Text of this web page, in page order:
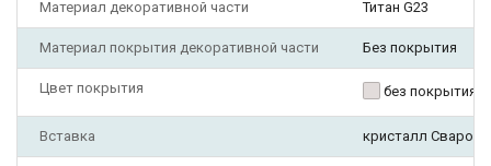
Материал декоративной части Титан G23
Материал покрытия декоративной части Без покрытия
Цвет покрытия без покрытия
Вставка кристалл